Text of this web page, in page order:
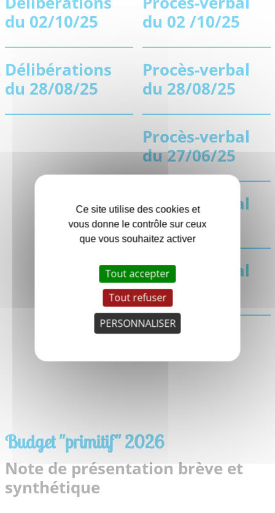
du 02/10/25
Délibérations
du 28/08/25
du 02 /10/25
Procès-verbal
du 28/08/25
Procès-verbal
du 27/06/25
Procès-verbal
du 22/05/25
Procès-verbal
du 03/04/25
Budget "primitif" 2026
Note de présentation brève et
synthétique
Ce site utilise des cookies et
vous donne le contrôle sur ceux
que vous souhaitez activer
Tout accepter
Tout refuser
PERSONNALISER